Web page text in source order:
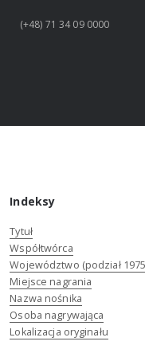
(+48) 71 34 09 0000
Indeksy
Tytuł
Współtwórca
Województwo (podział
Miejsce nagrania
Nazwa nośnika
Osoba nagrywająca
Lokalizacja oryginału